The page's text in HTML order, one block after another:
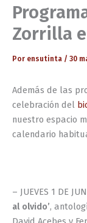
Zorrilla
Por ensutinta / 30
Además de las
celebración del
nuestro espacio
calendario
– JUEVES 1 DE
al olvido’,